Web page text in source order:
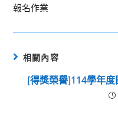
報名作業
相關內容
[得獎榮譽]114學年